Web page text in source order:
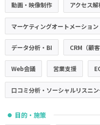
動画・映像制作 アクセス
マーケティングオートメーション
データ分析・BI CRM（顧客
Web会議 営業支援
口コミ分析・ソーシャルリスニ
● 目的・施策